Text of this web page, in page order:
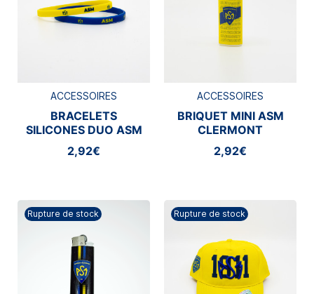
ACCESSOIRES
BRACELETS
SILICONES DUO ASM
CLERMONT
2,92€
ACCESSOIRES
BRIQUET MINI ASM
CLERMONT
2,92€
Rupture de stock Rupture de stock